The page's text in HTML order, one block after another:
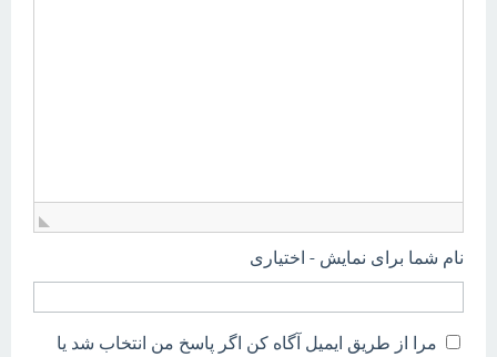
نام شما برای نمایش - اختیاری
مرا از طریق ایمیل آگاه کن اگر پاسخ من انتخاب شد یا